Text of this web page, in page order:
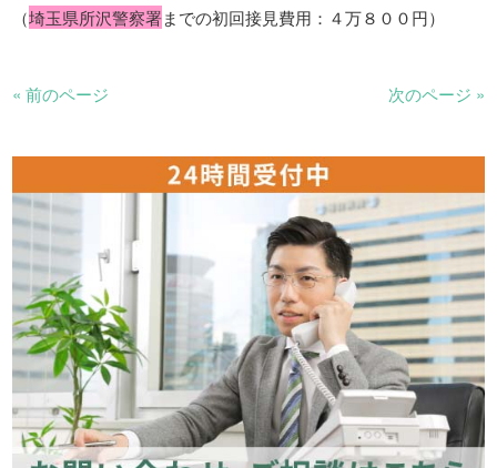
（埼玉県所沢警察署までの初回接見費用：４万８００円）
« 前のページ 次のページ »